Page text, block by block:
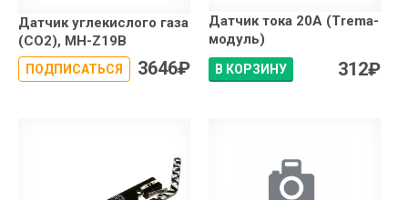
Датчик углекислого газа
(CO2), MH-Z19B
ПОДПИСАТЬСЯ 3646₽
Датчик тока 20А (Trema-
модуль)
В КОРЗИНУ 312₽